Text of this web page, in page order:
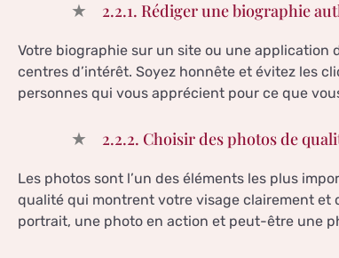
2.2.1. Rédiger une biographie
Votre biographie sur un site ou une
centres d’intérêt. Soyez honnête et évitez les
personnes qui vous apprécient pour ce que
2.2.2. Choisir des photos de
Les photos sont l’un des éléments les plus
qualité qui montrent votre visage clairement et
portrait, une photo en action et peut-être une